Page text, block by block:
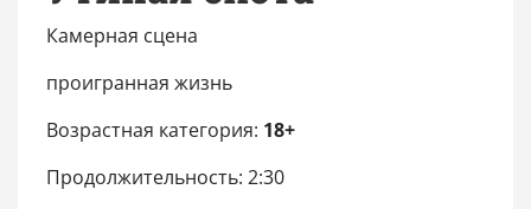
Камерная сцена
проигранная жизнь
Возрастная категория: 18+
Продолжительность: 2:30